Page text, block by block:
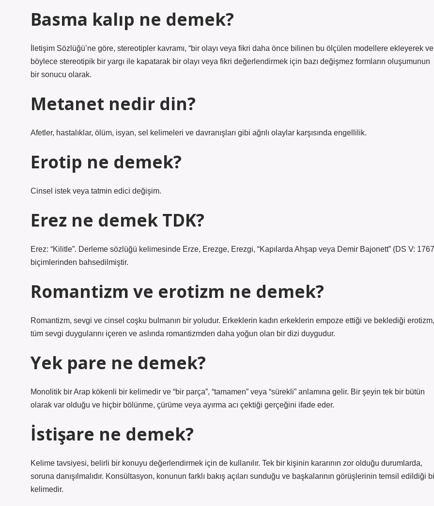
Basma kalıp ne demek?
İletişim Sözlüğü’ne göre, stereotipler kavramı, “bir olayı veya fikri daha önce bilinen bu ölçülen modellere ekleyerek ve
böylece stereotipik bir yargı ile kapatarak bir olayı veya fikri değerlendirmek için bazı değişmez formların oluşumunun
bir sonucu olarak.
Metanet nedir din?
Afetler, hastalıklar, ölüm, isyan, sel kelimeleri ve davranışları gibi ağrılı olaylar karşısında engellilik.
Erotip ne demek?
Cinsel istek veya tatmin edici değişim.
Erez ne demek TDK?
Erez: “Kilitle”. Derleme sözlüğü kelimesinde Erze, Erezge, Erezgi, “Kapılarda Ahşap veya Demir Bajonett” (DS V:
biçimlerinden bahsedilmiştir.
Romantizm ve erotizm ne demek?
Romantizm, sevgi ve cinsel coşku bulmanın bir yoludur. Erkeklerin kadın erkeklerin empoze ettiği ve beklediği erotizm,
tüm sevgi duygularını içeren ve aslında romantizmden daha yoğun olan bir dizi duygudur.
Yek pare ne demek?
Monolitik bir Arap kökenli bir kelimedir ve “bir parça”, “tamamen” veya “sürekli” anlamına gelir. Bir şeyin tek bir bütün
olarak var olduğu ve hiçbir bölünme, çürüme veya ayırma acı çektiği gerçeğini ifade eder.
İstişare ne demek?
Kelime tavsiyesi, belirli bir konuyu değerlendirmek için de kullanılır. Tek bir kişinin kararının zor olduğu durumlarda,
soruna danışılmalıdır. Konsültasyon, konunun farklı bakış açıları sunduğu ve başkalarının görüşlerinin temsil edildiği
kelimedir.